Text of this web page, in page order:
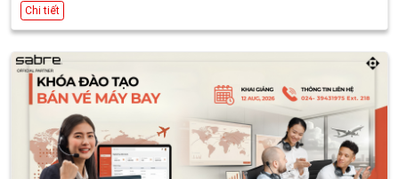
Ngày kết thúc: 04/09/2026 17:00
Chi tiết